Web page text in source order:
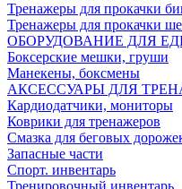
Тренажеры для прокачки
Тренажеры для прокачки
ОБОРУДОВАНИЕ ДЛЯ
Боксерские мешки, груши
Манекены, боксмены
АКСЕССУАРЫ ДЛЯ
Кардиодатчики, мониторы
Коврики для тренажеров
Смазка для беговых
Запасные части
Спорт. инвентарь
Тренировочный инвентарь